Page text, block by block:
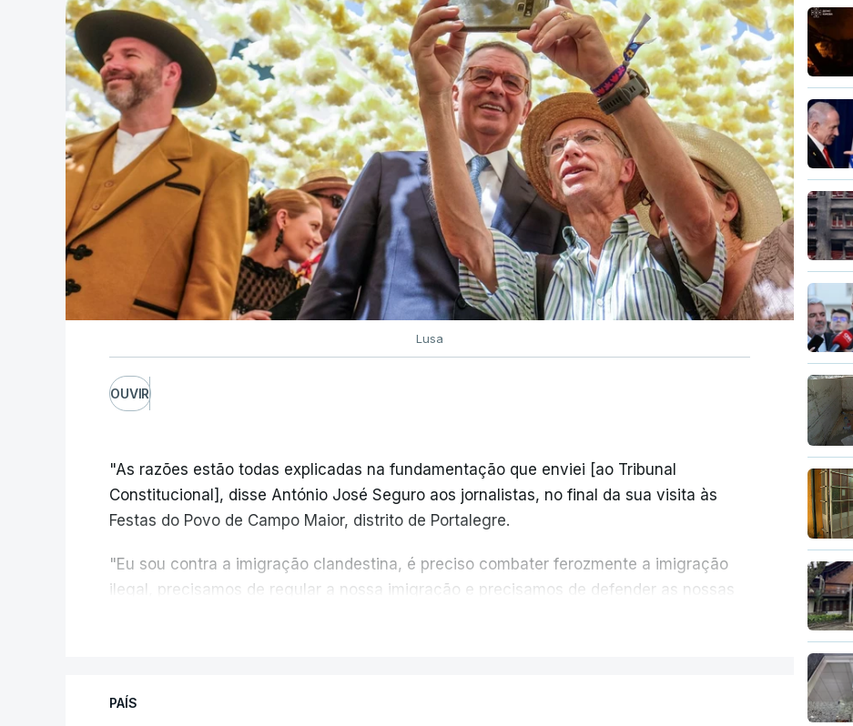
Lusa
OUVIR
"As razões estão todas explicadas na fundamentação que enviei [ao Tribunal
Constitucional], disse António José Seguro aos jornalistas, no final da sua visita às
Festas do Povo de Campo Maior, distrito de Portalegre.
"Eu sou contra a imigração clandestina, é preciso combater ferozmente a imigração
ilegal, precisamos de regular a nossa imigração e precisamos de defender as nossas
criança.
PAÍS